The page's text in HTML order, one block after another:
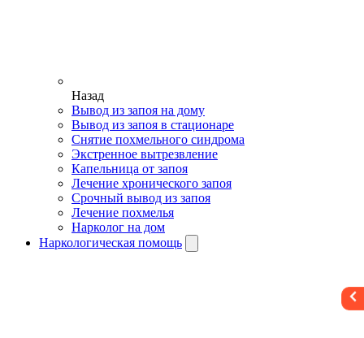
Назад
Вывод из запоя на дому
Вывод из запоя в стационаре
Снятие похмельного синдрома
Экстренное вытрезвление
Капельница от запоя
Лечение хронического запоя
Срочный вывод из запоя
Лечение похмелья
Нарколог на дом
Наркологическая помощь